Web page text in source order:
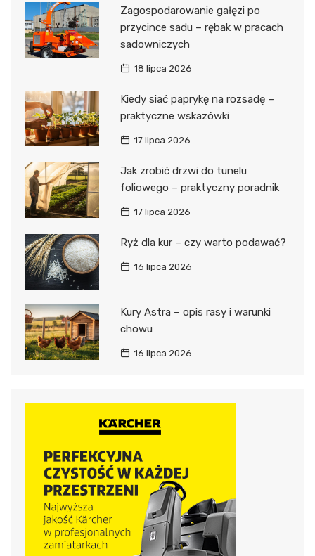
Zagospodarowanie gałęzi po
przycince sadu – rębak w pracach
sadowniczych
18 lipca 2026
Kiedy siać paprykę na rozsadę –
praktyczne wskazówki
17 lipca 2026
Jak zrobić drzwi do tunelu
foliowego – praktyczny poradnik
17 lipca 2026
Ryż dla kur – czy warto podawać?
16 lipca 2026
Kury Astra – opis rasy i warunki
chowu
16 lipca 2026